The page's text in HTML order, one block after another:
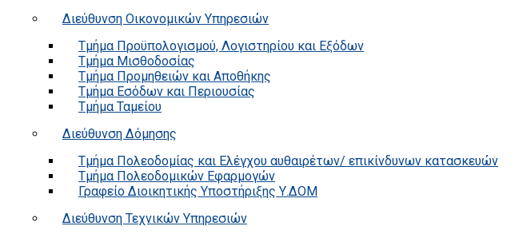
Διεύθυνση Οικονομικών Υπηρεσιών
Τμήμα Προϋπολογισμού, Λογιστηρίου και Εξόδων
Τμήμα Μισθοδοσίας
Τμήμα Προμηθειών και Αποθήκης
Τμήμα Εσόδων και Περιουσίας
Τμήμα Ταμείου
Διεύθυνση Δόμησης
Τμήμα Πολεοδομίας και Ελέγχου αυθαιρέτων/ επικίνδυνων κατασκευών
Τμήμα Πολεοδομικών Εφαρμογών
Γραφείο Διοικητικής Υποστήριξης Υ.ΔΟΜ
Διεύθυνση Τεχνικών Υπηρεσιών